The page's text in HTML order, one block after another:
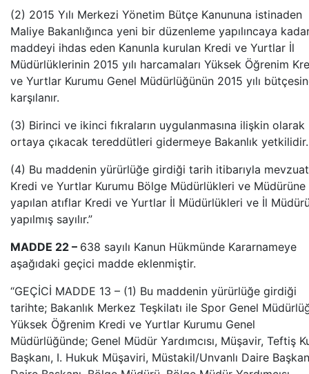
(2) 2015 Yılı Merkezi Yönetim Bütçe Kanununa istinaden
Maliye Bakanlığınca yeni bir düzenleme yapılıncaya
maddeyi ihdas eden Kanunla kurulan Kredi ve Yurtlar İl
Müdürlüklerinin 2015 yılı harcamaları Yüksek Öğrenim
ve Yurtlar Kurumu Genel Müdürlüğünün 2015 yılı
karşılanır.
(3) Birinci ve ikinci fıkraların uygulanmasına ilişkin olarak
ortaya çıkacak tereddütleri gidermeye Bakanlık yetkilidir.
(4) Bu maddenin yürürlüğe girdiği tarih itibarıyla
Kredi ve Yurtlar Kurumu Bölge Müdürlükleri ve Müdürüne
yapılan atıflar Kredi ve Yurtlar İl Müdürlükleri ve İl
yapılmış sayılır.”
MADDE 22 – 638 sayılı Kanun Hükmünde Kararnameye
aşağıdaki geçici madde eklenmiştir.
“GEÇİCİ MADDE 13 – (1) Bu maddenin yürürlüğe girdiği
tarihte; Bakanlık Merkez Teşkilatı ile Spor Genel
Yüksek Öğrenim Kredi ve Yurtlar Kurumu Genel
Müdürlüğünde; Genel Müdür Yardımcısı, Müşavir, Teftiş
Başkanı, I. Hukuk Müşaviri, Müstakil/Unvanlı Daire